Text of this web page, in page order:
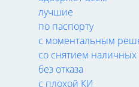
лучшие
по паспорту
с моментальным
со снятием наличных
без отказа
с плохой КИ